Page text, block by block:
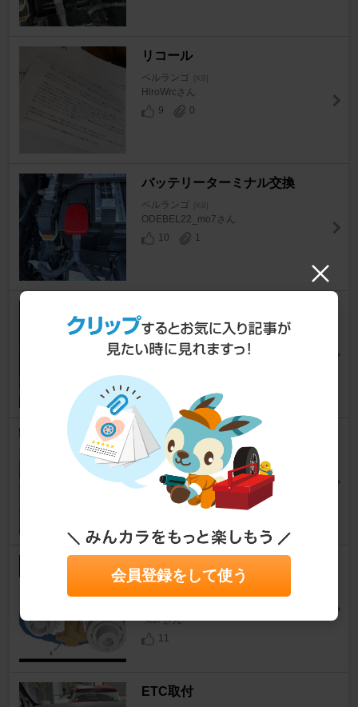
リコール
ベルランゴ [K9]
HiroWrcさん
9
0
バッテリーターミナル交換
ベルランゴ [K9]
ODEBEL22_mo7さん
10
1
ベルランゴ [K9]
し－たけさん
ドラレコ用バッテリー設置
ベルランゴ [K9]
02VITAさん
0
ル対象外かなり辛い(TдT)
-!k9!-さん
11
ETC取付
会員登録をして使う